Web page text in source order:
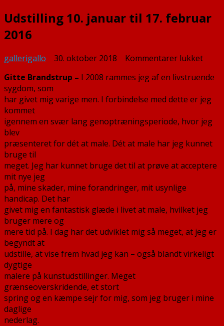
Udstilling 10. januar til 17. februar
2016
gallerigallo 30. oktober 2018 Kommentarer lukkettil
10.
til
Gitte Brandstrup – I 2008 rammes jeg af en livstruende
sygdom, som
har givet mig varige men. I forbindelse med dette er jeg
kommet
igennem en svær lang genoptræningsperiode, hvor jeg
blev
præsenteret for dét at male. Dét at male har jeg kunnet
bruge til
meget. Jeg har kunnet bruge det til at prøve at acceptere
mit nye jeg
på, mine skader, mine forandringer, mit usynlige
handicap. Det har
givet mig en fantastisk glæde i livet at male, hvilket jeg
bruger mere og
mere tid på. I dag har det udviklet mig så meget, at jeg er
begyndt at
udstille, at vise frem hvad jeg kan – også blandt virkeligt
dygtige
malere på kunstudstillinger. Meget
grænseoverskridende, et stort
spring og en kæmpe sejr for mig, som jeg bruger i mine
daglige
nederlag.